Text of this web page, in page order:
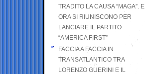
TRADITO LA CAUSA “MAGA”. E
ORA SI RIUNISCONO PER
LANCIARE IL PARTITO
“AMERICA FIRST”
FACCIA A FACCIA IN
TRANSATLANTICO TRA
LORENZO GUERINI E IL